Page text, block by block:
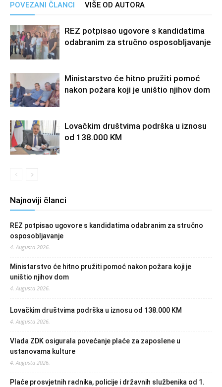
POVEZANI ČLANCI VIŠE OD AUTORA
REZ potpisao ugovore s kandidatima
odabranim za stručno osposobljavanje
Ministarstvo će hitno pružiti pomoć
nakon požara koji je uništio njihov dom
Lovačkim društvima podrška u iznosu
od 138.000 KM
Najnoviji članci
REZ potpisao ugovore s kandidatima odabranim za stručno
osposobljavanje
4. Augusta 2026.
Ministarstvo će hitno pružiti pomoć nakon požara koji je
uništio njihov dom
4. Augusta 2026.
Lovačkim društvima podrška u iznosu od 138.000 KM
4. Augusta 2026.
Vlada ZDK osigurala povećanje plaće za zaposlene u
ustanovama kulture
4. Augusta 2026.
Plaće prosvjetnih radnika, policije i državnih službenika od 1.